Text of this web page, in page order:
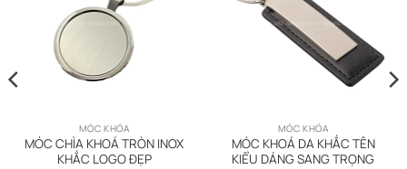
MÓC KHÓA
MÓC CHÌA KHOÁ TRÒN INOX
KHẮC LOGO ĐẸP
MÓC KHÓA
MÓC KHOÁ DA KHẮC TÊN
KIỂU DÁNG SANG TRỌNG